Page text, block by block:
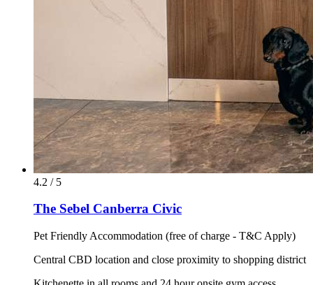
4.2 / 5
The Sebel Canberra Civic
Pet Friendly Accommodation (free of charge - T&C Apply)
Central CBD location and close proximity to shopping district